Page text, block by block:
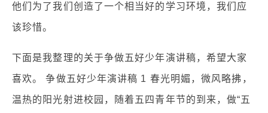
他们为了我们创造了一个相当好的学习环境，我们应
该珍惜。
下面是我整理的关于争做五好少年演讲稿，希望大家
喜欢。 争做五好少年演讲稿 1 春光明媚，微风略拂，
温热的阳光射进校园，随着五四青年节的到来，做“五